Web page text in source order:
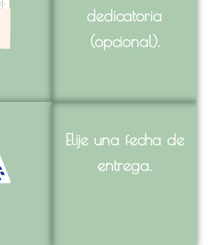
dedicatoria
(opcional).
Elije una fecha de
entrega.